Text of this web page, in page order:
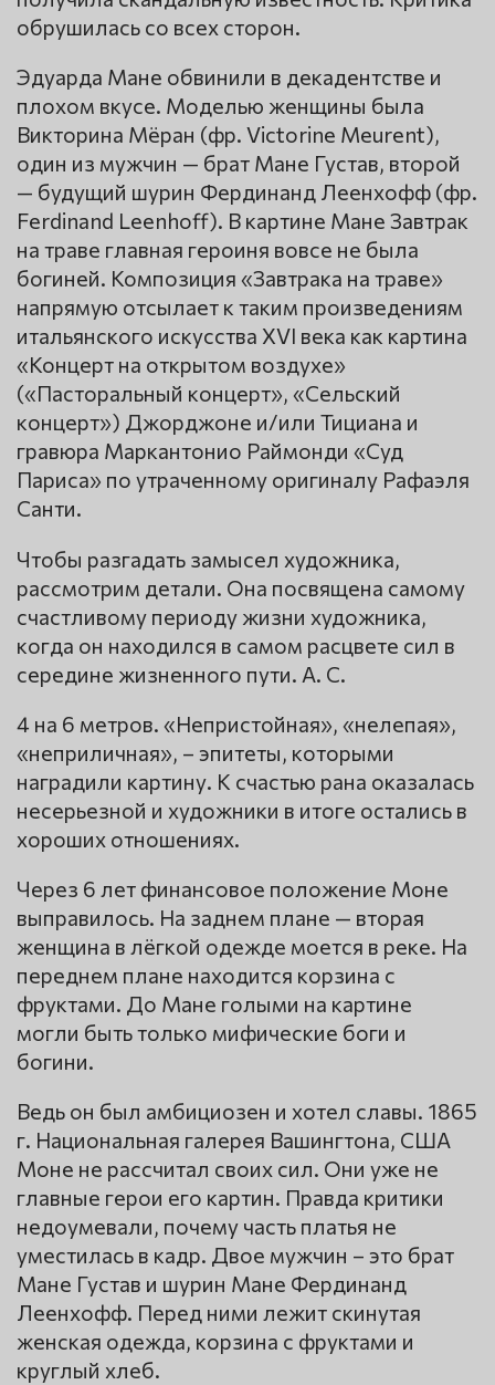
обрушилась со всех сторон.
Эдуарда Мане обвинили в декадентстве и
плохом вкусе. Моделью женщины была
Викторина Мёран (фр. Victorine Meurent),
один из мужчин — брат Мане Густав, второй
— будущий шурин Фердинанд Леенхофф (фр.
Ferdinand Leenhoff). В картине Мане Завтрак
на траве главная героиня вовсе не была
богиней. Композиция «Завтрака на траве»
напрямую отсылает к таким произведениям
итальянского искусства XVI века как картина
«Концерт на открытом воздухе»
(«Пасторальный концерт», «Сельский
концерт») Джорджоне и/или Тициана и
гравюра Маркантонио Раймонди «Суд
Париса» по утраченному оригиналу Рафаэля
Санти.
Чтобы разгадать замысел художника,
рассмотрим детали. Она посвящена самому
счастливому периоду жизни художника,
когда он находился в самом расцвете сил в
середине жизненного пути. А. С.
4 на 6 метров. «Непристойная», «нелепая»,
«неприличная», – эпитеты, которыми
наградили картину. К счастью рана оказалась
несерьезной и художники в итоге остались в
хороших отношениях.
Через 6 лет финансовое положение Моне
выправилось. На заднем плане — вторая
женщина в лёгкой одежде моется в реке. На
переднем плане находится корзина с
фруктами. До Мане голыми на картине
могли быть только мифические боги и
богини.
Ведь он был амбициозен и хотел славы. 1865
г. Национальная галерея Вашингтона, США
Моне не рассчитал своих сил. Они уже не
главные герои его картин. Правда критики
недоумевали, почему часть платья не
уместилась в кадр. Двое мужчин – это брат
Мане Густав и шурин Мане Фердинанд
Леенхофф. Перед ними лежит скинутая
женская одежда, корзина с фруктами и
круглый хлеб.